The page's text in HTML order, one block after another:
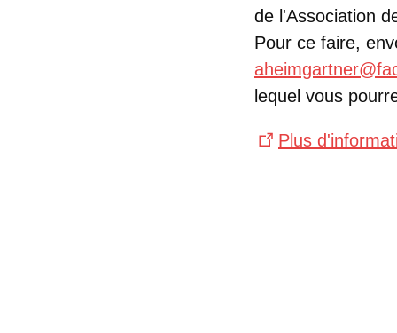
de l'Association
Pour ce faire,
lequel vous
Plus